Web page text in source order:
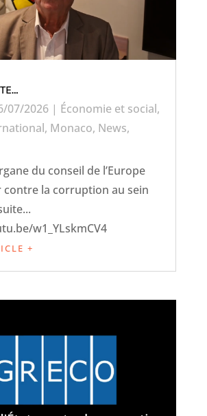
07/2026| Économie et social,
, Monaco, News,
du conseil de l’Europe
la corruption au sein
w1_YLskmCV4
+